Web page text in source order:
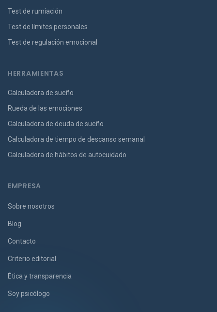
Test de rumiación
Test de límites personales
Test de regulación emocional
HERRAMIENTAS
Calculadora de sueño
Rueda de las emociones
Calculadora de deuda de sueño
Calculadora de tiempo de descanso semanal
Calculadora de hábitos de autocuidado
EMPRESA
Sobre nosotros
Blog
Contacto
Criterio editorial
Ética y transparencia
Soy psicólogo